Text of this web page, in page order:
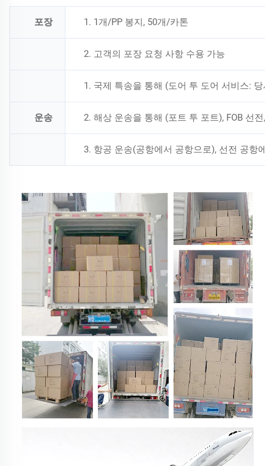
포장 1. 1개/PP 봉지, 50개/카톤
2. 고객의 포장 요청 사항 수용 가능
1. 국제 특송을 통해 (도어 투 도어 서비스: 당
운송 2. 해상 운송을 통해 (포트 투 포트), FOB 선전,
3. 항공 운송(공항에서 공항으로), 선전 공항에